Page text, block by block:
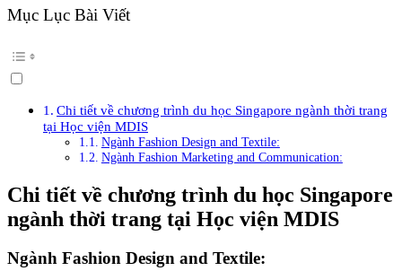
Mục Lục Bài Viết
Chi tiết về chương trình du học Singapore ngành thời trang
tại Học viện MDIS
Ngành Fashion Design and Textile:
Ngành Fashion Marketing and Communication:
Chi tiết về chương trình du học Singapore
ngành thời trang tại Học viện MDIS
Ngành Fashion Design and Textile: